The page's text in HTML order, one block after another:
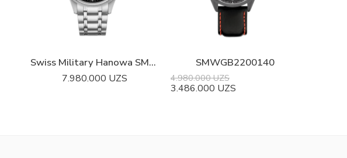
Swiss Military Hanowa SMWGI0003102
7.980.000 UZS
SMWGB2200140
4.980.000UZS
3.486.000 UZS